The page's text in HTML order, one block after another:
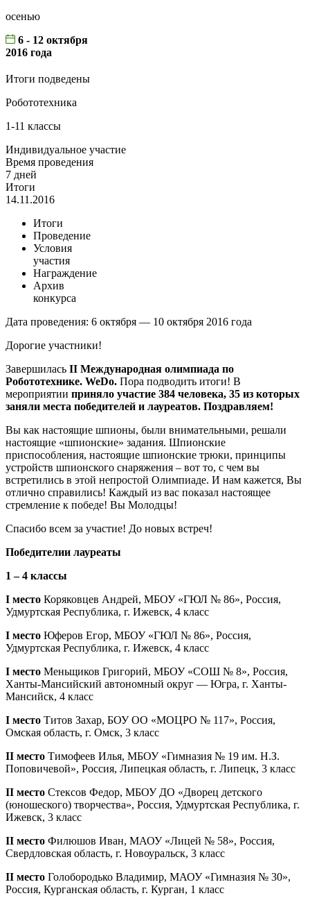
осенью
6 - 12 октября
2016 года
Итоги подведены
Робототехника
1-11 классы
Индивидуальное участие
Время проведения
7 дней
Итоги
14.11.2016
Итоги
Проведение
Условия
участия
Награждение
Архив
конкурса
Дата проведения: 6 октября — 10 октября 2016 года
Дорогие участники!
Завершилась II Международная олимпиада по
Робототехнике. WeDo. Пора подводить итоги! В
мероприятии приняло участие 384 человека, 35 из которых
заняли места победителей и лауреатов. Поздравляем!
Вы как настоящие шпионы, были внимательными, решали
настоящие «шпионские» задания. Шпионские
приспособления, настоящие шпионские трюки, принципы
устройств шпионского снаряжения – вот то, с чем вы
встретились в этой непростой Олимпиаде. И нам кажется, Вы
отлично справились! Каждый из вас показал настоящее
стремление к победе! Вы Молодцы!
Спасибо всем за участие! До новых встреч!
Победителии лауреаты
1 – 4 классы
I место Коряковцев Андрей, МБОУ «ГЮЛ № 86», Россия,
Удмуртская Республика, г. Ижевск, 4 класс
I место Юферов Егор, МБОУ «ГЮЛ № 86», Россия,
Удмуртская Республика, г. Ижевск, 4 класс
I место Меньщиков Григорий, МБОУ «СОШ № 8», Россия,
Ханты-Мансийский автономный округ — Югра, г. Ханты-
Мансийск, 4 класс
I место Титов Захар, БОУ ОО «МОЦРО № 117», Россия,
Омская область, г. Омск, 3 класс
II место Тимофеев Илья, МБОУ «Гимназия № 19 им. Н.З.
Поповичевой», Россия, Липецкая область, г. Липецк, 3 класс
II место Стексов Федор, МБОУ ДО «Дворец детского
(юношеского) творчества», Россия, Удмуртская Республика, г.
Ижевск, 3 класс
II место Филюшов Иван, МАОУ «Лицей № 58», Россия,
Свердловская область, г. Новоуральск, 3 класс
II место Голобородько Владимир, МАОУ «Гимназия № 30»,
Россия, Курганская область, г. Курган, 1 класс